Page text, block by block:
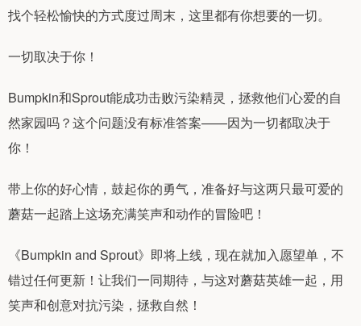
找个轻松愉快的方式度过周末，这里都有你想要的一切。
一切取决于你！
Bumpkin和Sprout能成功击败污染精灵，拯救他们心爱的自
然家园吗？这个问题没有标准答案——因为一切都取决于
你！
带上你的好心情，鼓起你的勇气，准备好与这两只最可爱的
蘑菇一起踏上这场充满笑声和动作的冒险吧！
《Bumpkin and Sprout》即将上线，现在就加入愿望单，不
错过任何更新！让我们一同期待，与这对蘑菇英雄一起，用
笑声和创意对抗污染，拯救自然！